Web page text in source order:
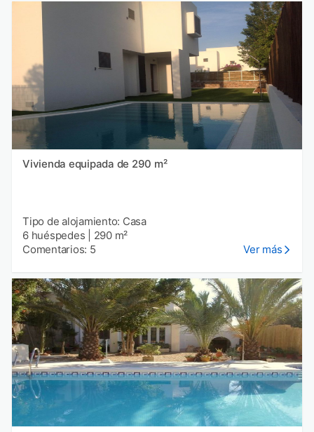
Vivienda equipada de 290 m²
Tipo de alojamiento: Casa
6 huéspedes
290 m²
Comentarios: 5
Ver más